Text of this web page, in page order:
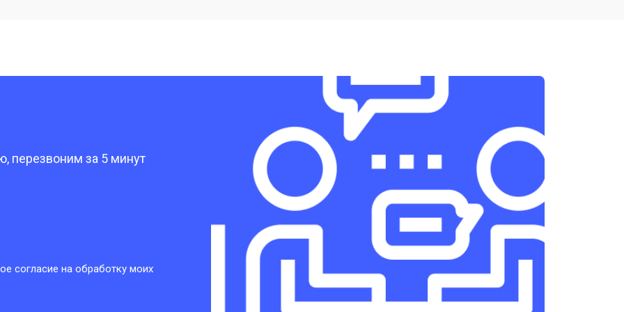
от 3300 ₽
от 1400 ₽ Заказать
от 2700 ₽ Заказать
от 950 ₽ Заказать
от 1750 ₽
перезвоним за 5 минут
согласие на обработку моих